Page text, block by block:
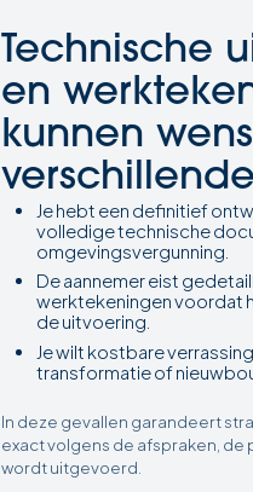
Technische
en
kunnen
Je hebt een definitief
volledige technische
omgevingsvergunning.
De aannemer eist
werktekeningen voordat
de uitvoering.
Je wilt kostbare
transformatie of
In deze gevallen garandeert
exact volgens de afspraken, de
wordt uitgevoerd.